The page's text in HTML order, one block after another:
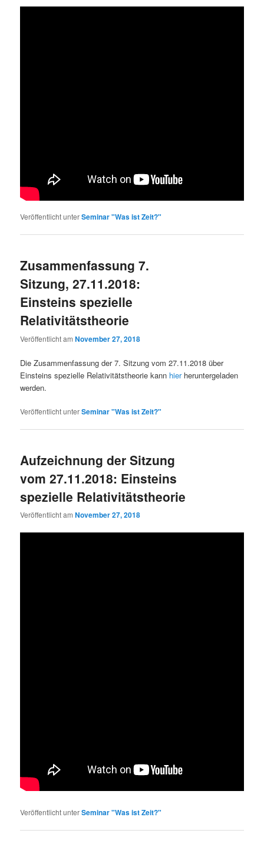
Veröffentlicht unterSeminar "Was ist Zeit?"
Zusammenfassung 7.
Sitzung, 27.11.2018:
Einsteins spezielle
Relativitätstheorie
Veröffentlicht amNovember 27, 2018
Die Zusammenfassung der 7. Sitzung vom 27.11.2018 über
Einsteins spezielle Relativitätstheorie kann hierheruntergeladen
werden.
Veröffentlicht unterSeminar "Was ist Zeit?"
Aufzeichnung der Sitzung
vom 27.11.2018: Einsteins
spezielle Relativitätstheorie
Veröffentlicht amNovember 27, 2018
Veröffentlicht unterSeminar "Was ist Zeit?"